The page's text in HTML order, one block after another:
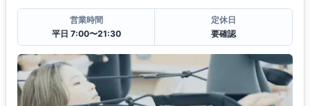
営業時間
平日 7:00〜21:30
定休日
要確認